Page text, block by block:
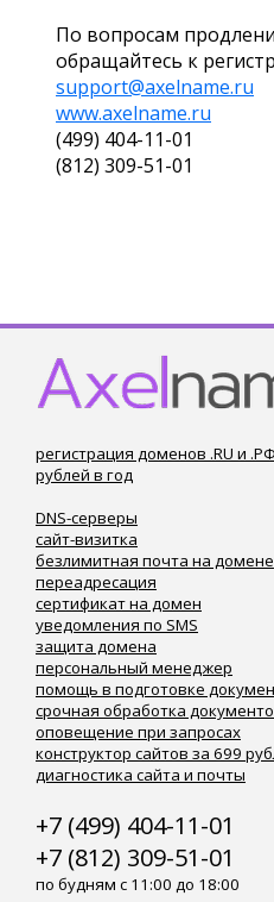
По вопросам
обращайтесь к
support@axelname.ru
www.axelname.ru
(499) 404-11-01
(812) 309-51-01
регистрация доменов .RU и
рублей в год
DNS-серверы
сайт-визитка
безлимитная почта на домене
переадресация
сертификат на домен
уведомления по SMS
защита домена
персональный менеджер
помощь в подготовке
срочная обработка
оповещение при запросах
конструктор сайтов за 699
диагностика сайта и почты
+7 (499) 404-11-01
+7 (812) 309-51-01
по будням с 11:00 до 18:00